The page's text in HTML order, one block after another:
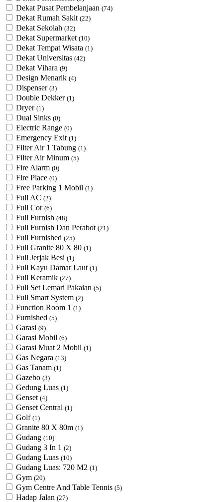
Dekat Pusat Pembelanjaan (74)
Dekat Rumah Sakit (22)
Dekat Sekolah (32)
Dekat Supermarket (10)
Dekat Tempat Wisata (1)
Dekat Universitas (42)
Dekat Vihara (9)
Design Menarik (4)
Dispenser (3)
Double Dekker (1)
Dryer (1)
Dual Sinks (0)
Electric Range (0)
Emergency Exit (1)
Filter Air 1 Tabung (1)
Filter Air Minum (5)
Fire Alarm (0)
Fire Place (0)
Free Parking 1 Mobil (1)
Full AC (2)
Full Cor (6)
Full Furnish (48)
Full Furnish Dan Perabot (21)
Full Furnished (25)
Full Granite 80 X 80 (1)
Full Jerjak Besi (1)
Full Kayu Damar Laut (1)
Full Keramik (27)
Full Set Lemari Pakaian (5)
Full Smart System (2)
Function Room 1 (1)
Furnished (5)
Garasi (9)
Garasi Mobil (6)
Garasi Muat 2 Mobil (1)
Gas Negara (13)
Gas Tanam (1)
Gazebo (3)
Gedung Luas (1)
Genset (4)
Genset Central (1)
Golf (1)
Granite 80 X 80m (1)
Gudang (10)
Gudang 3 In 1 (2)
Gudang Luas (10)
Gudang Luas: 720 M2 (1)
Gym (20)
Gym Centre And Table Tennis (5)
Hadap Jalan (27)